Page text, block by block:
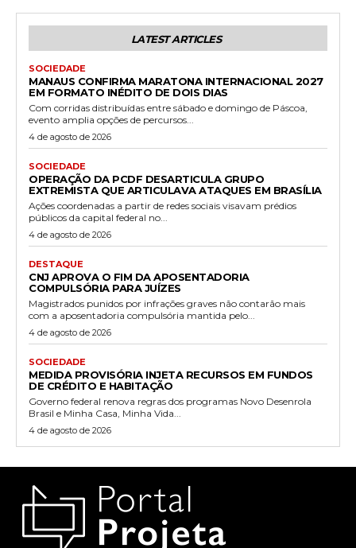
LATEST ARTICLES
SOCIEDADE
MANAUS CONFIRMA MARATONA INTERNACIONAL 2027
EM FORMATO INÉDITO DE DOIS DIAS
Com corridas distribuídas entre sábado e domingo de Páscoa,
evento amplia opções de percursos...
4 de agosto de 2026
SOCIEDADE
OPERAÇÃO DA PCDF DESARTICULA GRUPO
EXTREMISTA QUE ARTICULAVA ATAQUES EM BRASÍLIA
Ações coordenadas a partir de redes sociais visavam prédios
públicos da capital federal no...
4 de agosto de 2026
DESTAQUE
CNJ APROVA O FIM DA APOSENTADORIA
COMPULSÓRIA PARA JUÍZES
Magistrados punidos por infrações graves não contarão mais
com a aposentadoria compulsória mantida pelo...
4 de agosto de 2026
SOCIEDADE
MEDIDA PROVISÓRIA INJETA RECURSOS EM FUNDOS
DE CRÉDITO E HABITAÇÃO
Governo federal renova regras dos programas Novo Desenrola
Brasil e Minha Casa, Minha Vida...
4 de agosto de 2026